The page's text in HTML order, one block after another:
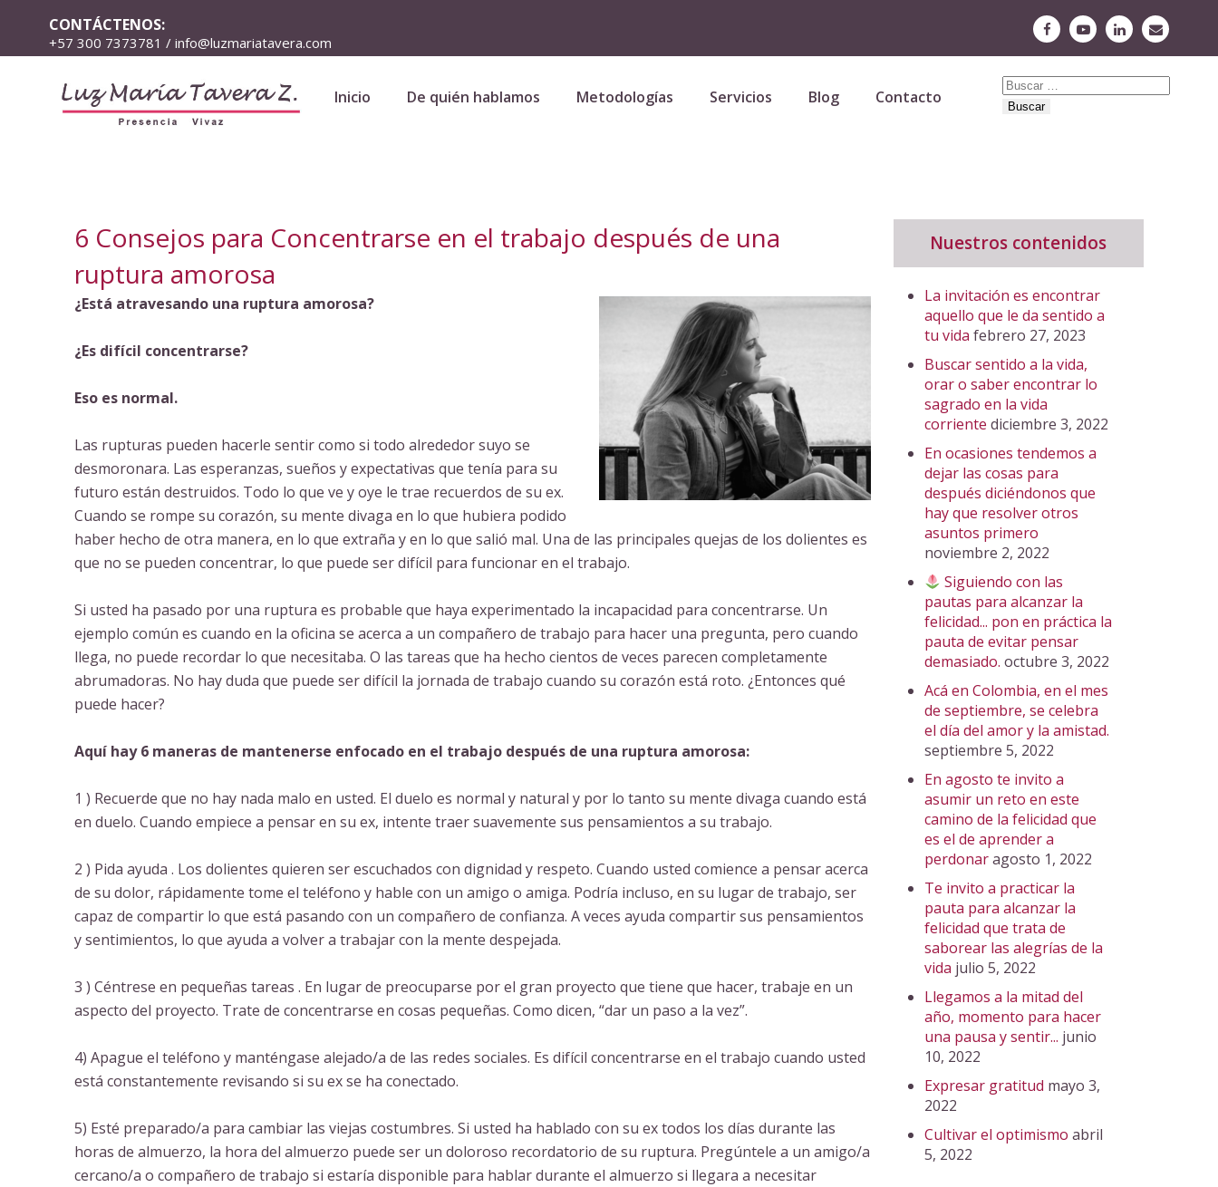
CONTÁCTENOS:
+57 300 7373781 / info@luzmariatavera.com
Inicio De quién hablamos Metodologías Servicios Blog Contacto
Buscar:
6 Consejos para Concentrarse en el trabajo después de una
ruptura amorosa
¿Está atravesando una ruptura amorosa?
¿Es difícil concentrarse?
Eso es normal.
Las rupturas pueden hacerle sentir como si todo alrededor suyo se
desmoronara. Las esperanzas, sueños y expectativas que tenía para su
futuro están destruidos. Todo lo que ve y oye le trae recuerdos de su ex.
Cuando se rompe su corazón, su mente divaga en lo que hubiera podido
haber hecho de otra manera, en lo que extraña y en lo que salió mal. Una de las principales quejas de los dolientes es
que no se pueden concentrar, lo que puede ser difícil para funcionar en el trabajo.
Si usted ha pasado por una ruptura es probable que haya experimentado la incapacidad para concentrarse. Un
ejemplo común es cuando en la oficina se acerca a un compañero de trabajo para hacer una pregunta, pero cuando
llega, no puede recordar lo que necesitaba. O las tareas que ha hecho cientos de veces parecen completamente
abrumadoras. No hay duda que puede ser difícil la jornada de trabajo cuando su corazón está roto. ¿Entonces qué
puede hacer?
Aquí hay 6 maneras de mantenerse enfocado en el trabajo después de una ruptura amorosa:
1 ) Recuerde que no hay nada malo en usted. El duelo es normal y natural y por lo tanto su mente divaga cuando está
en duelo. Cuando empiece a pensar en su ex, intente traer suavemente sus pensamientos a su trabajo.
2 ) Pida ayuda . Los dolientes quieren ser escuchados con dignidad y respeto. Cuando usted comience a pensar acerca
de su dolor, rápidamente tome el teléfono y hable con un amigo o amiga. Podría incluso, en su lugar de trabajo, ser
capaz de compartir lo que está pasando con un compañero de confianza. A veces ayuda compartir sus pensamientos
y sentimientos, lo que ayuda a volver a trabajar con la mente despejada.
3 ) Céntrese en pequeñas tareas . En lugar de preocuparse por el gran proyecto que tiene que hacer, trabaje en un
aspecto del proyecto. Trate de concentrarse en cosas pequeñas. Como dicen, “dar un paso a la vez”.
4) Apague el teléfono y manténgase alejado/a de las redes sociales. Es difícil concentrarse en el trabajo cuando usted
está constantemente revisando si su ex se ha conectado.
5) Esté preparado/a para cambiar las viejas costumbres. Si usted ha hablado con su ex todos los días durante las
horas de almuerzo, la hora del almuerzo puede ser un doloroso recordatorio de su ruptura. Pregúntele a un amigo/a
cercano/a o compañero de trabajo si estaría disponible para hablar durante el almuerzo si llegara a necesitar
Nuestros contenidos
La invitación es encontrar
aquello que le da sentido a
tu vida febrero 27, 2023
Buscar sentido a la vida,
orar o saber encontrar lo
sagrado en la vida
corriente diciembre 3, 2022
En ocasiones tendemos a
dejar las cosas para
después diciéndonos que
hay que resolver otros
asuntos primero
noviembre 2, 2022
Siguiendo con las
pautas para alcanzar la
felicidad... pon en práctica la
pauta de evitar pensar
demasiado. octubre 3, 2022
Acá en Colombia, en el mes
de septiembre, se celebra
el día del amor y la amistad.
septiembre 5, 2022
En agosto te invito a
asumir un reto en este
camino de la felicidad que
es el de aprender a
perdonaragosto 1, 2022
Te invito a practicar la
pauta para alcanzar la
felicidad que trata de
saborear las alegrías de la
vida julio 5, 2022
Llegamos a la mitad del
año, momento para hacer
una pausa y sentir... junio
10, 2022
Expresar gratitud mayo 3,
2022
Cultivar el optimismo abril
5, 2022